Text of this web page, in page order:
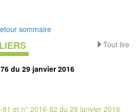
Tout lire
du 29 janvier 2016
81 et n° 2016-82 du 29 janvier 2016